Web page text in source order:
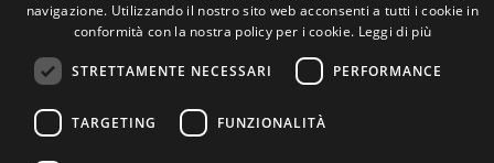
navigazione. Utilizzando il nostro sito web acconsenti a tutti i cookie in
conformità con la nostra policy per i cookie. Leggi di più
STRETTAMENTE NECESSARI PERFORMANCE
TARGETING FUNZIONALITÀ